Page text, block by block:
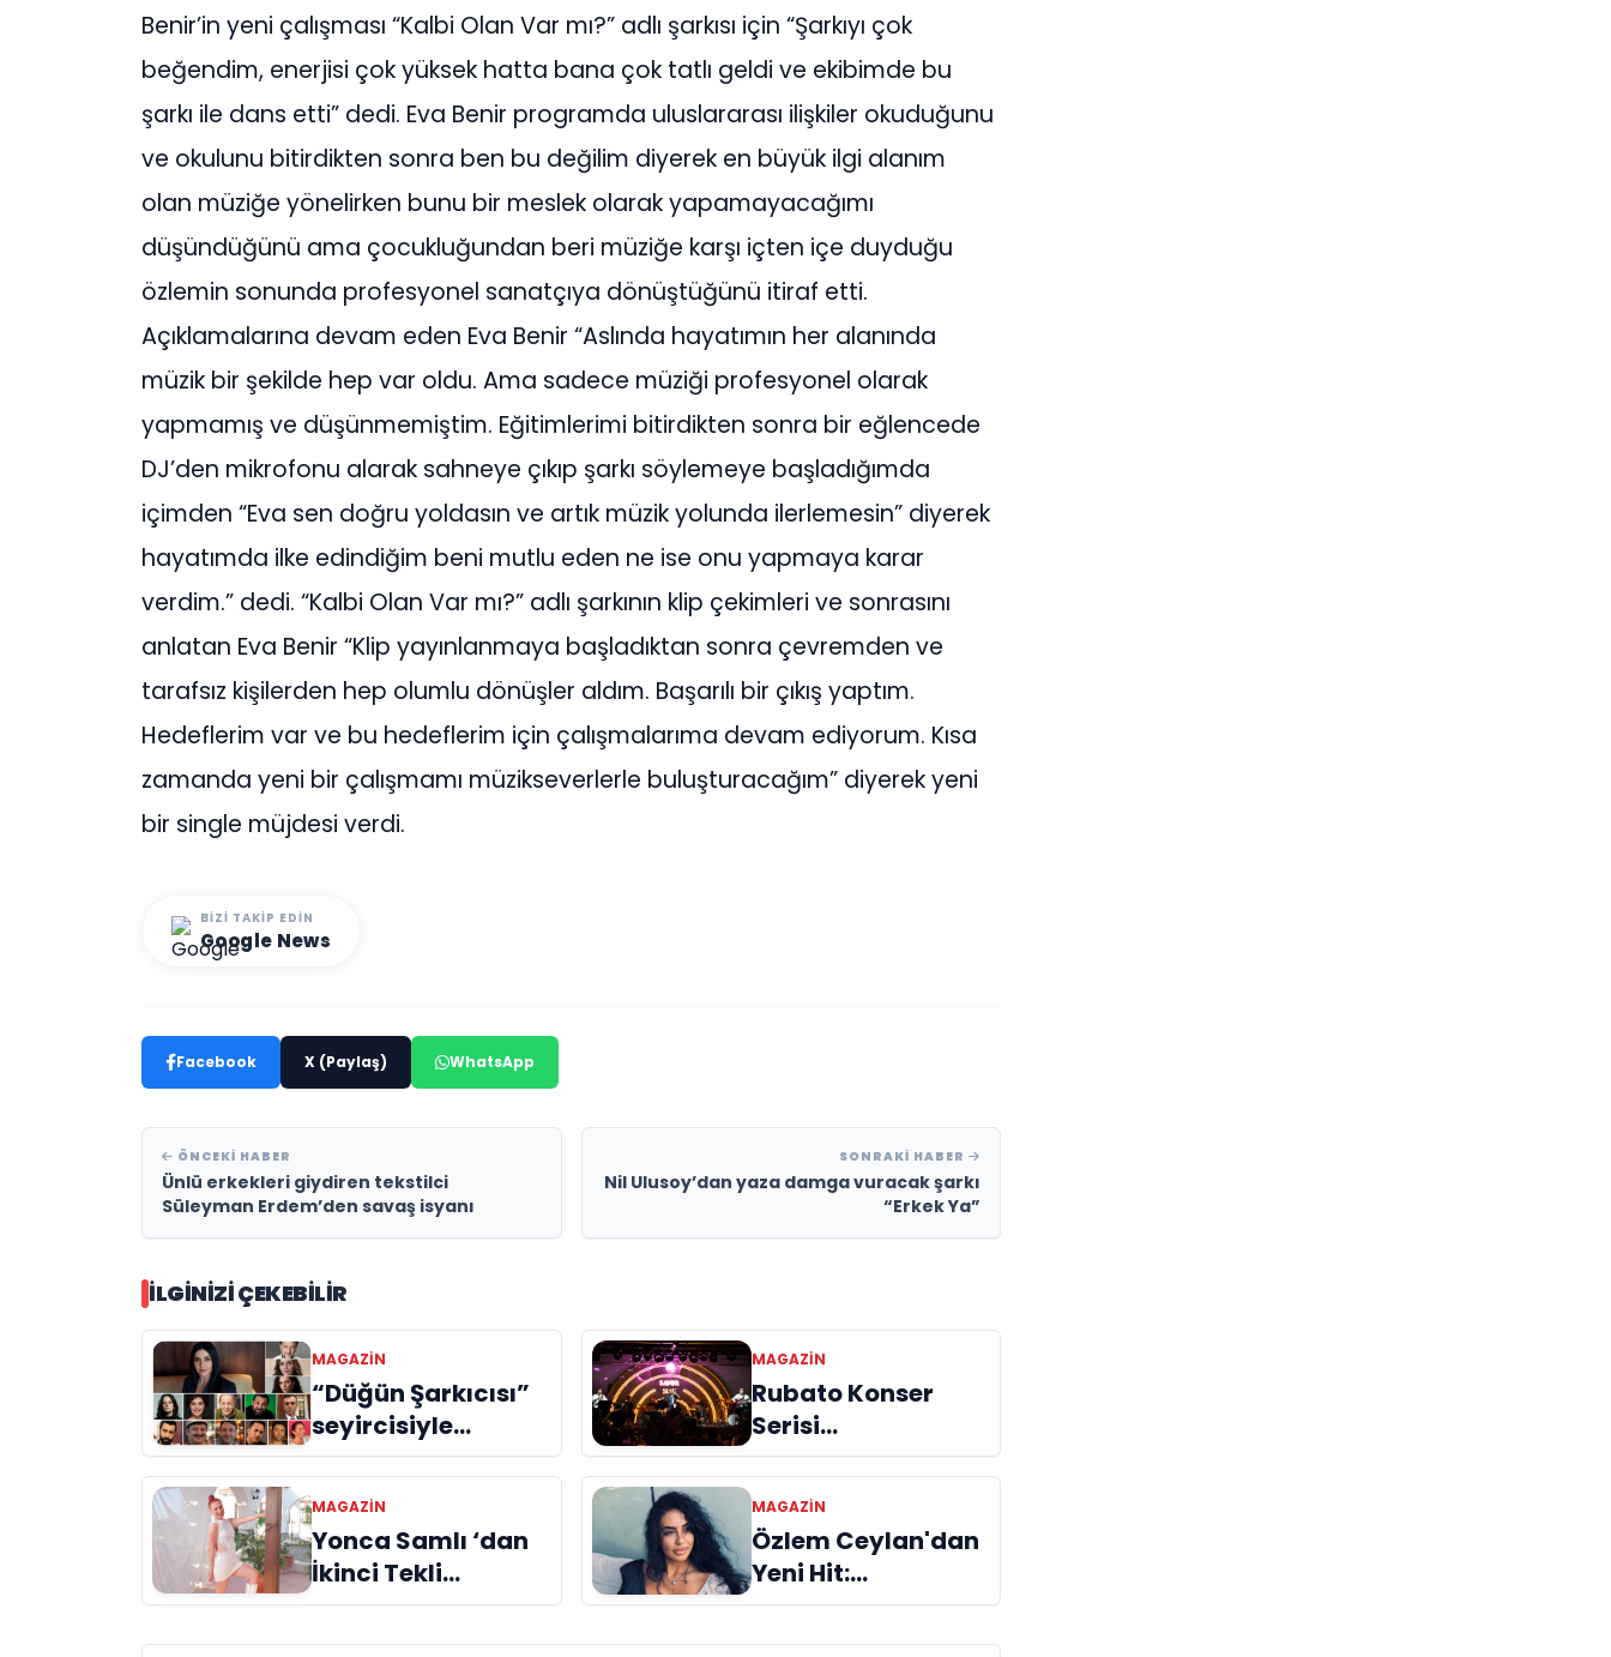
Benir’in yeni çalışması “Kalbi Olan Var mı?” adlı şarkısı için “Şarkıyı çok
beğendim, enerjisi çok yüksek hatta bana çok tatlı geldi ve ekibimde bu
şarkı ile dans etti” dedi. Eva Benir programda uluslararası ilişkiler okuduğunu
ve okulunu bitirdikten sonra ben bu değilim diyerek en büyük ilgi alanım
olan müziğe yönelirken bunu bir meslek olarak yapamayacağımı
düşündüğünü ama çocukluğundan beri müziğe karşı içten içe duyduğu
özlemin sonunda profesyonel sanatçıya dönüştüğünü itiraf etti.
Açıklamalarına devam eden Eva Benir “Aslında hayatımın her alanında
müzik bir şekilde hep var oldu. Ama sadece müziği profesyonel olarak
yapmamış ve düşünmemiştim. Eğitimlerimi bitirdikten sonra bir eğlencede
DJ’den mikrofonu alarak sahneye çıkıp şarkı söylemeye başladığımda
içimden “Eva sen doğru yoldasın ve artık müzik yolunda ilerlemesin” diyerek
hayatımda ilke edindiğim beni mutlu eden ne ise onu yapmaya karar
verdim.” dedi. “Kalbi Olan Var mı?” adlı şarkının klip çekimleri ve sonrasını
anlatan Eva Benir “Klip yayınlanmaya başladıktan sonra çevremden ve
tarafsız kişilerden hep olumlu dönüşler aldım. Başarılı bir çıkış yaptım.
Hedeflerim var ve bu hedeflerim için çalışmalarıma devam ediyorum. Kısa
zamanda yeni bir çalışmamı müzikseverlerle buluşturacağım” diyerek yeni
bir single müjdesi verdi.
BIZI TAKIP EDIN
Google News
Facebook X (Paylaş) WhatsApp
ÖNCEKI HABER
Ünlü erkekleri giydiren tekstilci
Süleyman Erdem’den savaş isyanı
SONRAKI HABER
Nil Ulusoy’dan yaza damga vuracak şarkı
“Erkek Ya”
İLGINIZI ÇEKEBILIR
MAGAZIN
“Düğün Şarkıcısı”
seyircisiyle
buluşmak için gün
sayıyor
MAGAZIN
Rubato Konser
Serisi
Müzikseverlerle
Buluşmaya Devam
Ediyor
MAGAZIN
Yonca Samlı ‘dan
İkinci Tekli
“Donacaksın
Sevgilim “
MAGAZIN
Özlem Ceylan'dan
Yeni Hit:
"Duymuyorsun
Beni" Yayında!